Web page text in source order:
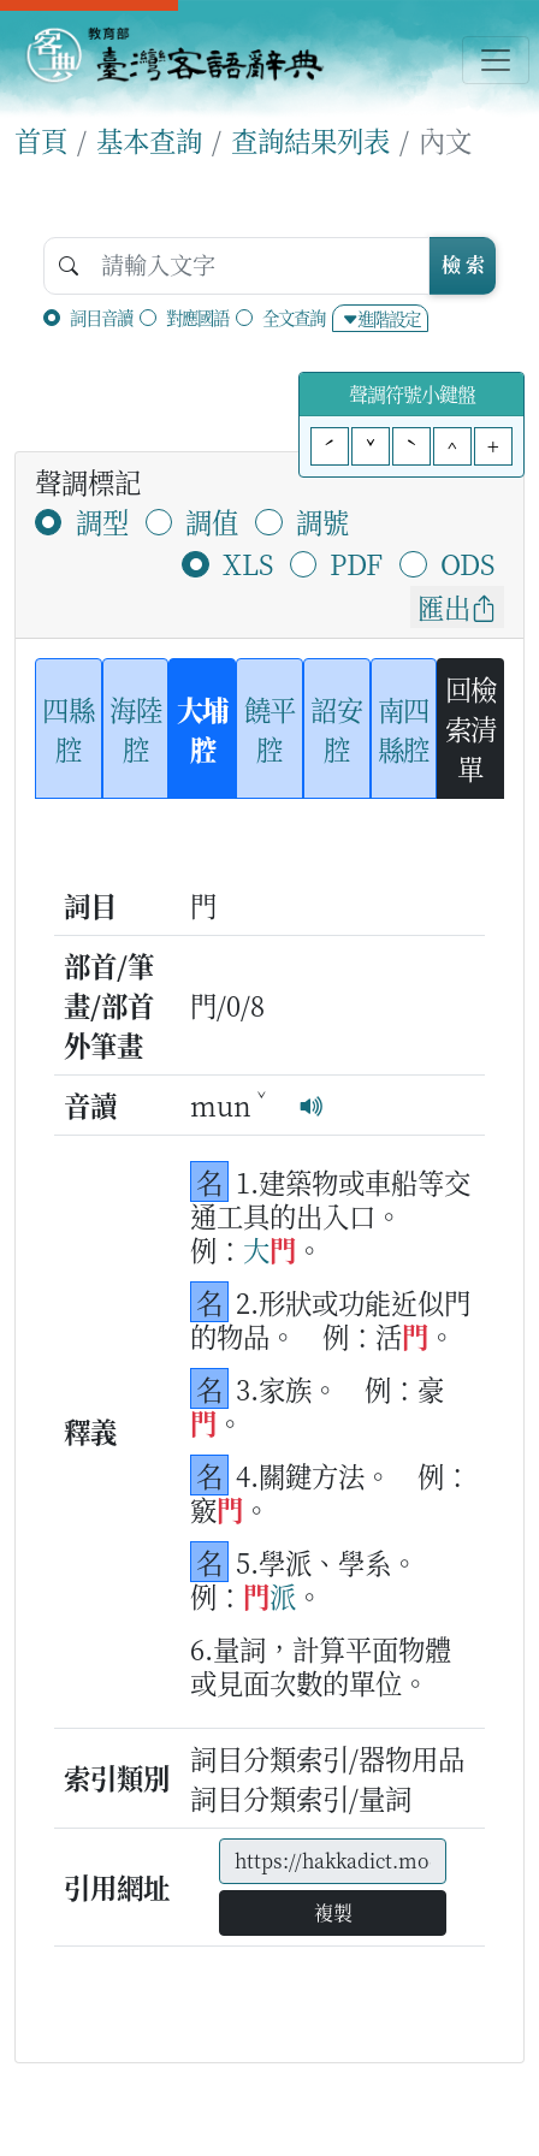
首頁 基本查詢 查詢結果列表 內文
詞目音讀 對應國語 全文查詢 進階設定
檢 索
聲調符號小鍵盤
ˊ
ˇ ˋ ^ +
聲調標記
調型
調值
調號
XLS
PDF
ODS
匯出
四縣
腔
海陸
腔
大埔
腔
饒平
腔
詔安
腔
南四
縣腔
回檢
索清
單
詞目
門
部首/筆
畫/部首
外筆畫
門/0/8
音讀 mun ˇ
釋義
名 1.建築物或車船等交
通工具的出入口。
例： 大門 。
名 2.形狀或功能近似門
的物品。
例：活門 。
名 3.家族。
例：豪
門。
名 4.關鍵方法。
例：
竅門 。
名 5.學派、學系。
例： 門派 。
6.量詞，計算平面物體
或見面次數的單位。
索引類別 詞目分類索引/器物用品
詞目分類索引/量詞
引用網址
複製